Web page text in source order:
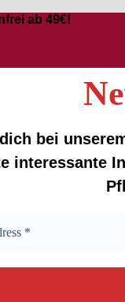
ab 49€!
bei
interessante